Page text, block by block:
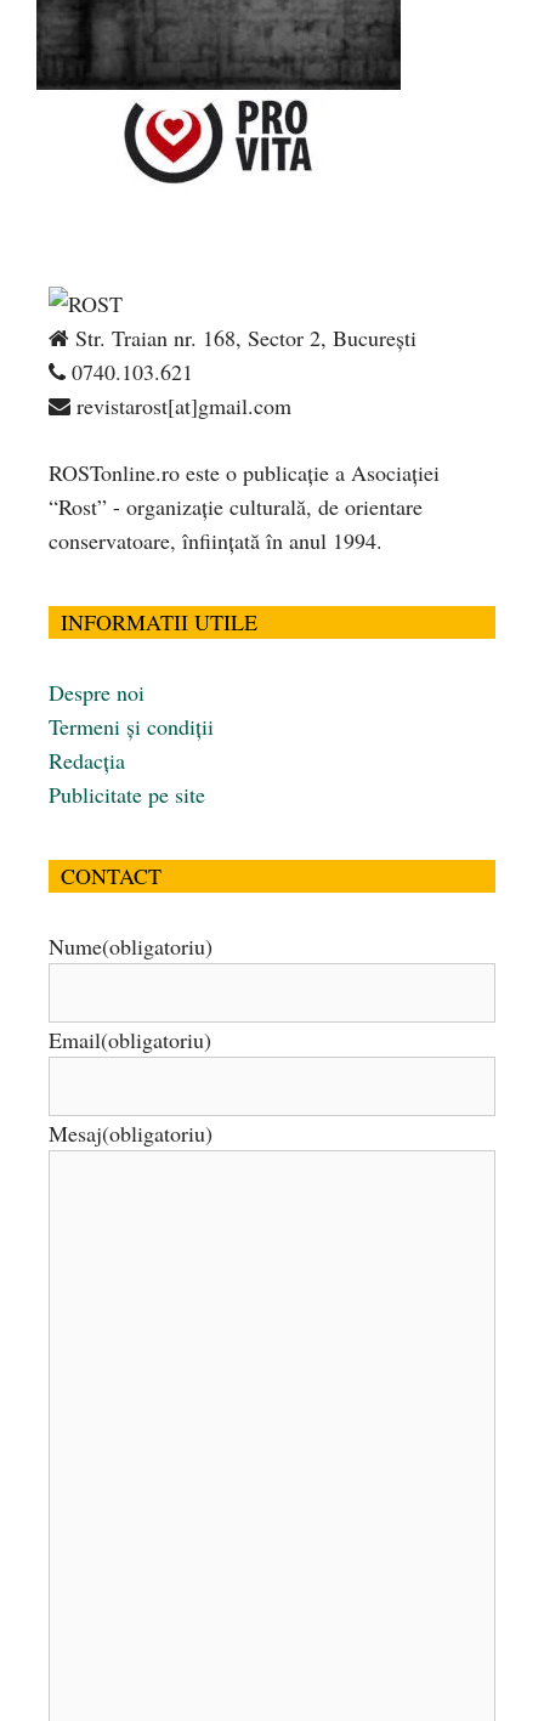
Str. Traian nr. 168, Sector 2, București
0740.103.621
revistarost[at]gmail.com
ROSTonline.ro este o publicaţie a Asociaţiei
“Rost” - organizaţie culturală, de orientare
conservatoare, înfiinţată în anul 1994.
INFORMATII UTILE
Despre noi
Termeni și condiții
Redacția
Publicitate pe site
CONTACT
Nume(obligatoriu)
Email(obligatoriu)
Mesaj(obligatoriu)